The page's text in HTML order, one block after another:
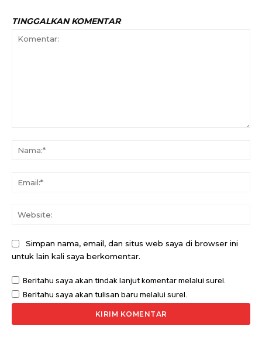
TINGGALKAN KOMENTAR
Simpan nama, email, dan situs web saya di browser ini
untuk lain kali saya berkomentar.
Beritahu saya akan tindak lanjut komentar melalui surel.
Beritahu saya akan tulisan baru melalui surel.